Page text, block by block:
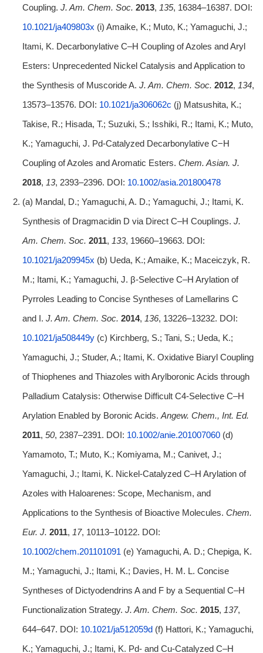
Coupling. J. Am. Chem. Soc. 2013, 135, 16384–16387. DOI:
10.1021/ja409803x (i) Amaike, K.; Muto, K.; Yamaguchi, J.;
Itami, K. Decarbonylative C–H Coupling of Azoles and Aryl
Esters: Unprecedented Nickel Catalysis and Application to
the Synthesis of Muscoride A. J. Am. Chem. Soc. 2012, 134,
13573–13576. DOI: 10.1021/ja306062c (j) Matsushita, K.;
Takise, R.; Hisada, T.; Suzuki, S.; Isshiki, R.; Itami, K.; Muto,
K.; Yamaguchi, J. Pd‐Catalyzed Decarbonylative C−H
Coupling of Azoles and Aromatic Esters. Chem. Asian. J.
2018, 13, 2393–2396. DOI: 10.1002/asia.201800478
(a) Mandal, D.; Yamaguchi, A. D.; Yamaguchi, J.; Itami, K.
Synthesis of Dragmacidin D via Direct C–H Couplings. J.
Am. Chem. Soc. 2011, 133, 19660–19663. DOI:
10.1021/ja209945x (b) Ueda, K.; Amaike, K.; Maceiczyk, R.
M.; Itami, K.; Yamaguchi, J. β-Selective C–H Arylation of
Pyrroles Leading to Concise Syntheses of Lamellarins C
and I. J. Am. Chem. Soc. 2014, 136, 13226–13232. DOI:
10.1021/ja508449y(c) Kirchberg, S.; Tani, S.; Ueda, K.;
Yamaguchi, J.; Studer, A.; Itami, K. Oxidative Biaryl Coupling
of Thiophenes and Thiazoles with Arylboronic Acids through
Palladium Catalysis: Otherwise Difficult C4‐Selective C–H
Arylation Enabled by Boronic Acids. Angew. Chem., Int. Ed.
2011, 50, 2387–2391. DOI: 10.1002/anie.201007060(d)
Yamamoto, T.; Muto, K.; Komiyama, M.; Canivet, J.;
Yamaguchi, J.; Itami, K. Nickel‐Catalyzed C–H Arylation of
Azoles with Haloarenes: Scope, Mechanism, and
Applications to the Synthesis of Bioactive Molecules. Chem.
Eur. J. 2011, 17, 10113–10122. DOI:
10.1002/chem.201101091 (e) Yamaguchi, A. D.; Chepiga, K.
M.; Yamaguchi, J.; Itami, K.; Davies, H. M. L. Concise
Syntheses of Dictyodendrins A and F by a Sequential C–H
Functionalization Strategy. J. Am. Chem. Soc. 2015, 137,
644–647. DOI: 10.1021/ja512059d(f) Hattori, K.; Yamaguchi,
K.; Yamaguchi, J.; Itami, K. Pd- and Cu-Catalyzed C–H